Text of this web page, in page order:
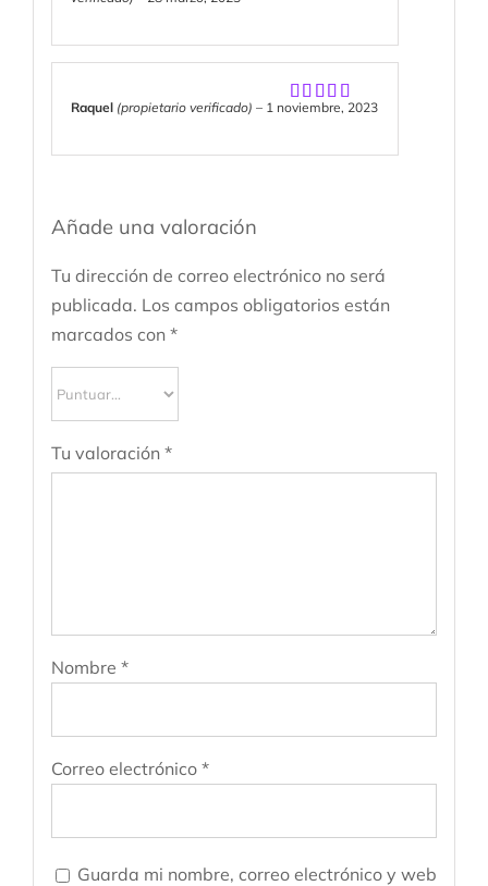
Valorado
Raquel (propietario verificado) – 1 noviembre, 2023
Añade una valoración
Tu dirección de correo electrónico no será
publicada. Los campos obligatorios están
marcados con *
Tu valoración *
Nombre *
Correo electrónico *
Guarda mi nombre, correo electrónico y web